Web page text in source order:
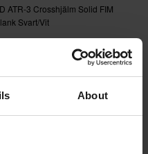
About
ATR-3 Crosshjälm Solid FIM
Svart/Vit